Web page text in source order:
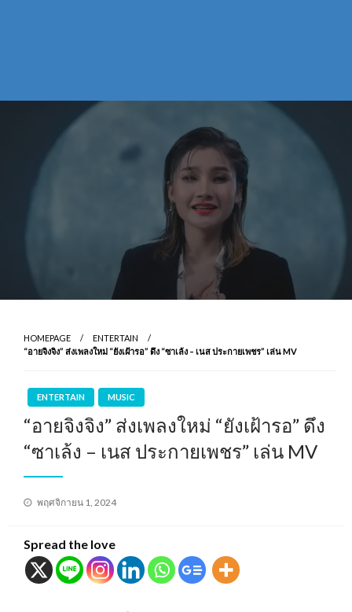
HOMEPAGE
ENTERTAIN
“อายจิงจิง” ส่งเพลงใหม่ “ยังเฝ้ารอ” ดึง “ซาเล้ง – เนส ประกายเพชร” เล่น MV
ENTERTAIN MUSIC
“อายจิงจิง” ส่งเพลงใหม่ “ยังเฝ้ารอ” ดึง
“ซาเล้ง – เนส ประกายเพชร” เล่น MV
Posted
พฤศจิกายน 1, 2024
Spread the love